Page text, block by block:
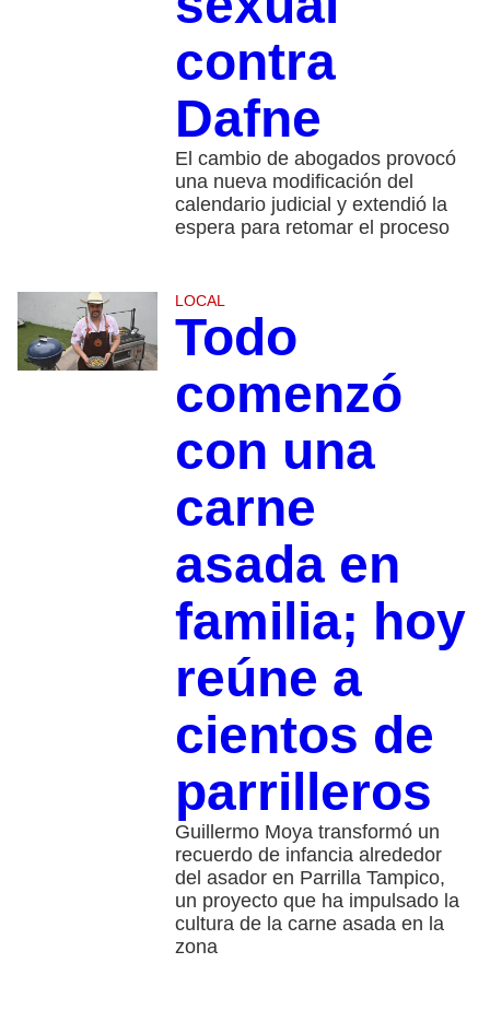
contra
Dafne
El cambio de abogados provocó
una nueva modificación del
calendario judicial y extendió la
espera para retomar el proceso
LOCAL
Todo
comenzó
con una
carne
asada en
familia; hoy
reúne a
cientos de
parrilleros
Guillermo Moya transformó un
recuerdo de infancia alrededor
del asador en Parrilla Tampico,
un proyecto que ha impulsado la
cultura de la carne asada en la
zona